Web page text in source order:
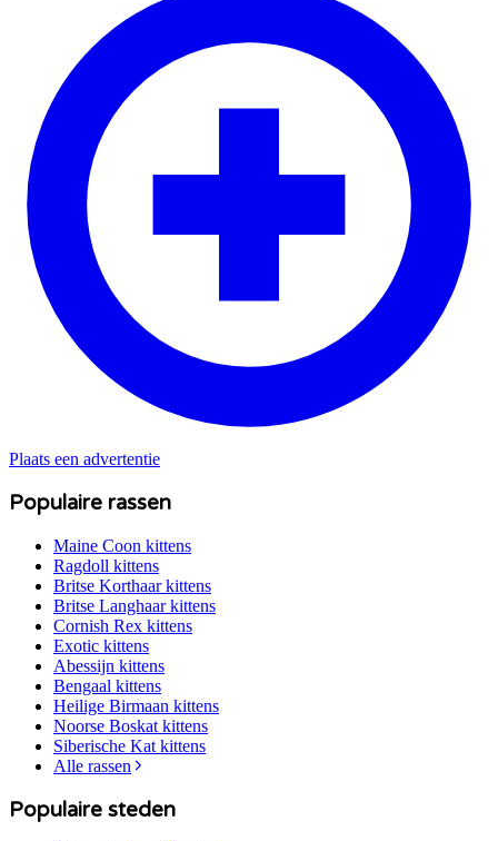
Plaats een advertentie
Populaire rassen
Maine Coon kittens
Ragdoll kittens
Britse Korthaarkittens
Britse Langhaarkittens
Cornish Rex kittens
Exotic kittens
Abessijn kittens
Bengaal kittens
Heilige Birmaan kittens
Noorse Boskat kittens
Siberische Kat kittens
Alle rassen
Populaire steden